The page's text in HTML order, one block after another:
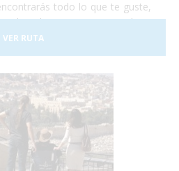
todo lo que te guste,
shopping en sus tiendas y
de su gastronomía
típica de montaña, todo lo que
VER RUTA